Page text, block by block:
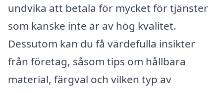
undvika att betala för mycket för tjänster
som kanske inte är av hög kvalitet.
Dessutom kan du få värdefulla insikter
från företag, såsom tips om hållbara
material, färgval och vilken typ av